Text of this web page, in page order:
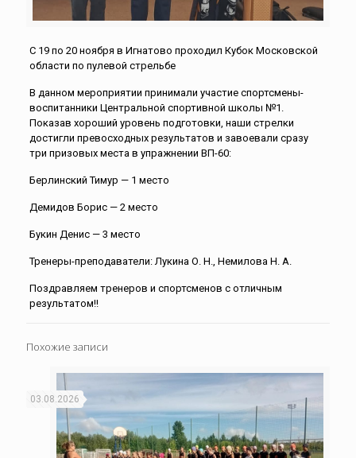
С 19 по 20 ноября в Игнатово проходил Кубок Московской
области по пулевой стрельбе
В данном мероприятии принимали участие спортсмены-
воспитанники Центральной спортивной школы №1.
Показав хороший уровень подготовки, наши стрелки
достигли превосходных результатов и завоевали сразу
три призовых места в упражнении ВП-60:
Берлинский Тимур — 1 место
Демидов Борис — 2 место
Букин Денис — 3 место
Тренеры-преподаватели: Лукина О. Н., Немилова Н. А.
Поздравляем тренеров и спортсменов с отличным
результатом!!
Похожие записи
03.08.2026